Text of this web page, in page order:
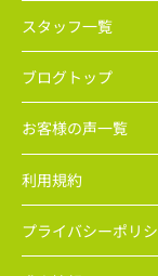
スタッフ一覧
ブログトップ
お客様の声一覧
利用規約
プライバシーポリ